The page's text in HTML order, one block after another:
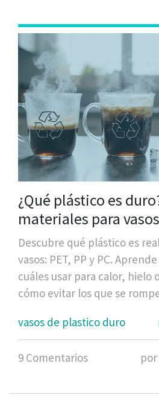
¿Qué plástico es
materiales para
resistente
Descubre qué plástico es
vasos: PET, PP y PC.
cuáles usar para calor, hielo
cómo evitar los que se
vasos de plastico duro
9 Comentarios